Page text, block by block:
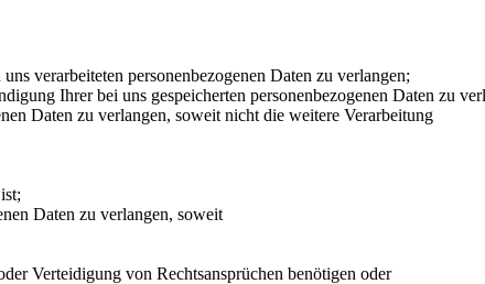
verarbeiteten personenbezogenen Daten zu verlangen;
Ihrer bei uns gespeicherten personenbezogenen Daten zu
Daten zu verlangen, soweit nicht die weitere Verarbeitung
Daten zu verlangen, soweit
Verteidigung von Rechtsansprüchen benötigen oder